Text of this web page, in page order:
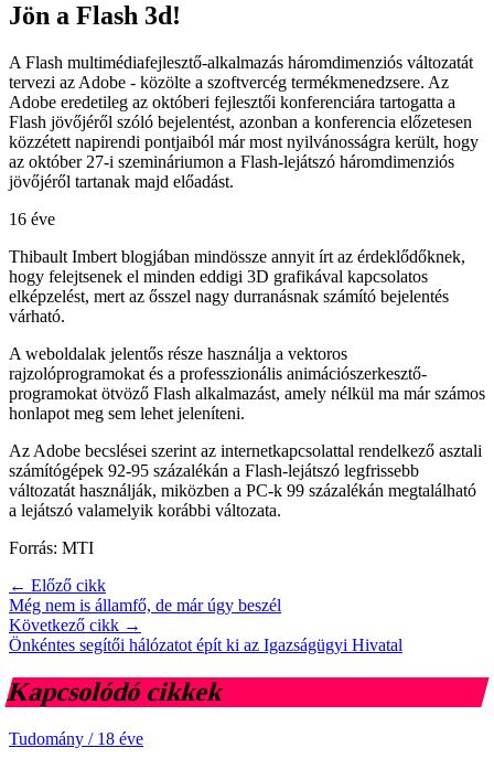
Jön a Flash 3d!
A Flash multimédiafejlesztő-alkalmazás háromdimenziós változatát
tervezi az Adobe - közölte a szoftvercég termékmenedzsere. Az
Adobe eredetileg az októberi fejlesztői konferenciára tartogatta a
Flash jövőjéről szóló bejelentést, azonban a konferencia előzetesen
közzétett napirendi pontjaiból már most nyilvánosságra került, hogy
az október 27-i szemináriumon a Flash-lejátszó háromdimenziós
jövőjéről tartanak majd előadást.
16 éve
Thibault Imbert blogjában mindössze annyit írt az érdeklődőknek,
hogy felejtsenek el minden eddigi 3D grafikával kapcsolatos
elképzelést, mert az ősszel nagy durranásnak számító bejelentés
várható.
A weboldalak jelentős része használja a vektoros
rajzolóprogramokat és a professzionális animációszerkesztő-
programokat ötvöző Flash alkalmazást, amely nélkül ma már számos
honlapot meg sem lehet jeleníteni.
Az Adobe becslései szerint az internetkapcsolattal rendelkező asztali
számítógépek 92-95 százalékán a Flash-lejátszó legfrissebb
változatát használják, miközben a PC-k 99 százalékán megtalálható
a lejátszó valamelyik korábbi változata.
Forrás: MTI
← Előző cikk
Még nem is államfő, de már úgy beszél
Következő cikk →
Önkéntes segítői hálózatot épít ki az Igazságügyi Hivatal
Kapcsolódó cikkek
Tudomány / 18 éve